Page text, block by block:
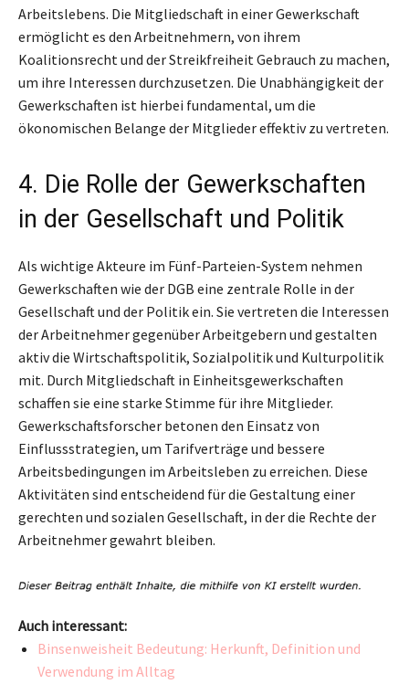
Arbeitslebens. Die Mitgliedschaft in einer Gewerkschaft
ermöglicht es den Arbeitnehmern, von ihrem
Koalitionsrecht und der Streikfreiheit Gebrauch zu machen,
um ihre Interessen durchzusetzen. Die Unabhängigkeit der
Gewerkschaften ist hierbei fundamental, um die
ökonomischen Belange der Mitglieder effektiv zu vertreten.
4. Die Rolle der Gewerkschaften
in der Gesellschaft und Politik
Als wichtige Akteure im Fünf-Parteien-System nehmen
Gewerkschaften wie der DGB eine zentrale Rolle in der
Gesellschaft und der Politik ein. Sie vertreten die Interessen
der Arbeitnehmer gegenüber Arbeitgebern und gestalten
aktiv die Wirtschaftspolitik, Sozialpolitik und Kulturpolitik
mit. Durch Mitgliedschaft in Einheitsgewerkschaften
schaffen sie eine starke Stimme für ihre Mitglieder.
Gewerkschaftsforscher betonen den Einsatz von
Einflussstrategien, um Tarifverträge und bessere
Arbeitsbedingungen im Arbeitsleben zu erreichen. Diese
Aktivitäten sind entscheidend für die Gestaltung einer
gerechten und sozialen Gesellschaft, in der die Rechte der
Arbeitnehmer gewahrt bleiben.
Auch interessant:
Binsenweisheit Bedeutung: Herkunft, Definition und
Verwendung im Alltag